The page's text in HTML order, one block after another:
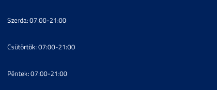
Szerda: 07:00-21:00
Csütörtök: 07:00-21:00
Péntek: 07:00-21:00